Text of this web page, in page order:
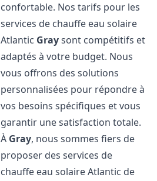
confortable. Nos tarifs pour les
services de chauffe eau solaire
Atlantic Graysont compétitifs et
adaptés à votre budget. Nous
vous offrons des solutions
personnalisées pour répondre à
vos besoins spécifiques et vous
garantir une satisfaction totale.
À Gray, nous sommes fiers de
proposer des services de
chauffe eau solaire Atlantic de